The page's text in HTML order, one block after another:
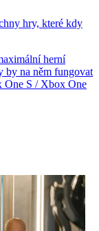
hry, které kdy
herní
na něm fungovat
One S / Xbox One